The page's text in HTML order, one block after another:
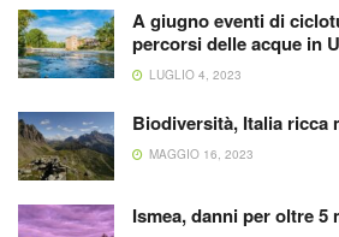
A giugno eventi di
percorsi delle acque in
LUGLIO 4, 2023
Biodiversità, Italia ricca
MAGGIO 16, 2023
Ismea, danni per oltre 5